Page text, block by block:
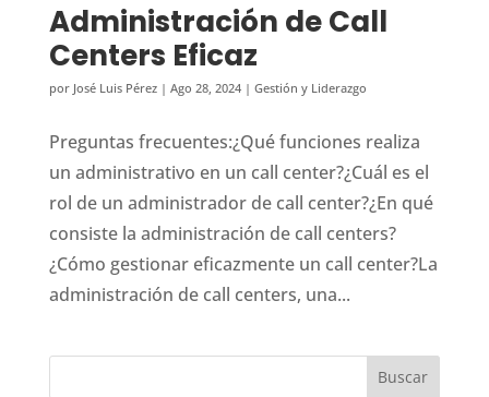
Administración de Call
Centers Eficaz
por José Luis Pérez| Ago 28, 2024| Gestión y Liderazgo
Preguntas frecuentes:¿Qué funciones realiza
un administrativo en un call center?¿Cuál es el
rol de un administrador de call center?¿En qué
consiste la administración de call centers?
¿Cómo gestionar eficazmente un call center?La
administración de call centers, una...